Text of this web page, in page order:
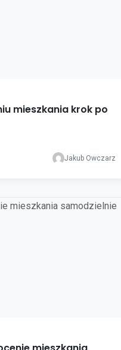
mieszkania krok po
Jakub Owczarz